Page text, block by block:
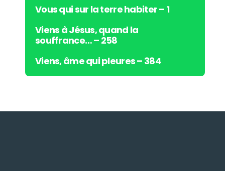
Vous qui sur la terre habiter – 1
Viens à Jésus, quand la
souffrance… – 258
Viens, âme qui pleures – 384